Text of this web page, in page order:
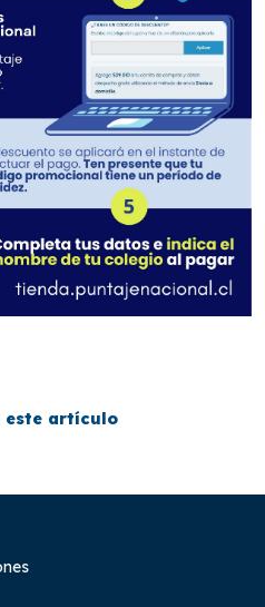
este artículo